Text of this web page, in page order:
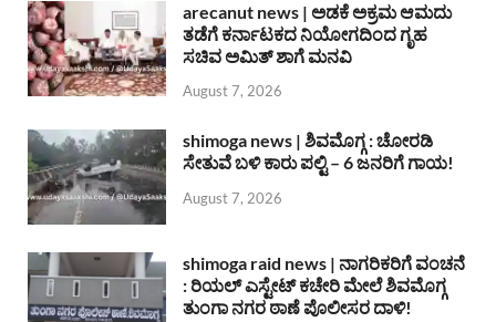
arecanut news | ಅಡಕೆ ಅಕ್ರಮ ಆಮದು
ತಡೆಗೆ ಕರ್ನಾಟಕದ ನಿಯೋಗದಿಂದ ಗೃಹ
ಸಚಿವ ಅಮಿತ್ ಶಾಗೆ ಮನವಿ
August 7, 2026
shimoga news | ಶಿವಮೊಗ್ಗ : ಚೋರಡಿ
ಸೇತುವೆ ಬಳಿ ಕಾರು ಪಲ್ಟಿ – 6 ಜನರಿಗೆ ಗಾಯ!
August 7, 2026
shimoga raid news | ನಾಗರಿಕರಿಗೆ ವಂಚನೆ
: ರಿಯಲ್ ಎಸ್ಟೇಟ್ ಕಚೇರಿ ಮೇಲೆ ಶಿವಮೊಗ್ಗ
ತುಂಗಾ ನಗರ ಠಾಣೆ ಪೊಲೀಸರ ದಾಳಿ!